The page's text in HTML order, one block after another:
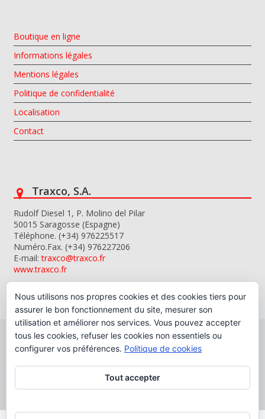
Boutique en ligne
Informations légales
Mentions légales
Politique de confidentialité
Localisation
Contact
Traxco, S.A.
Rudolf Diesel 1, P. Molino del Pilar
50015 Saragosse (Espagne)
Téléphone. (+34) 976225517
Numéro.Fax. (+34) 976227206
E-mail:traxco@traxco.fr
www.traxco.fr
Copyright © 2026 Traxco, S.A.
Nous utilisons nos propres cookies et des cookies tiers pour
assurer le bon fonctionnement du site, mesurer son
utilisation et améliorer nos services. Vous pouvez accepter
tous les cookies, refuser les cookies non essentiels ou
configurer vos préférences. Politique de cookies
Tout accepter